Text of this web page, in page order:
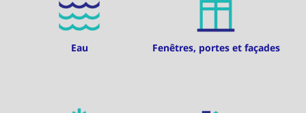
Eau Fenêtres, portes et façades